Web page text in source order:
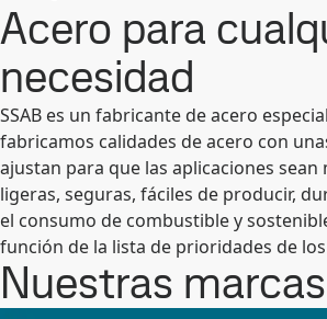
Acero para
necesidad
SSAB es un fabricante de acero
fabricamos calidades de acero con
ajustan para que las aplicaciones sean
ligeras, seguras, fáciles de producir,
el consumo de combustible y
función de la lista de prioridades de
Nuestras marcas